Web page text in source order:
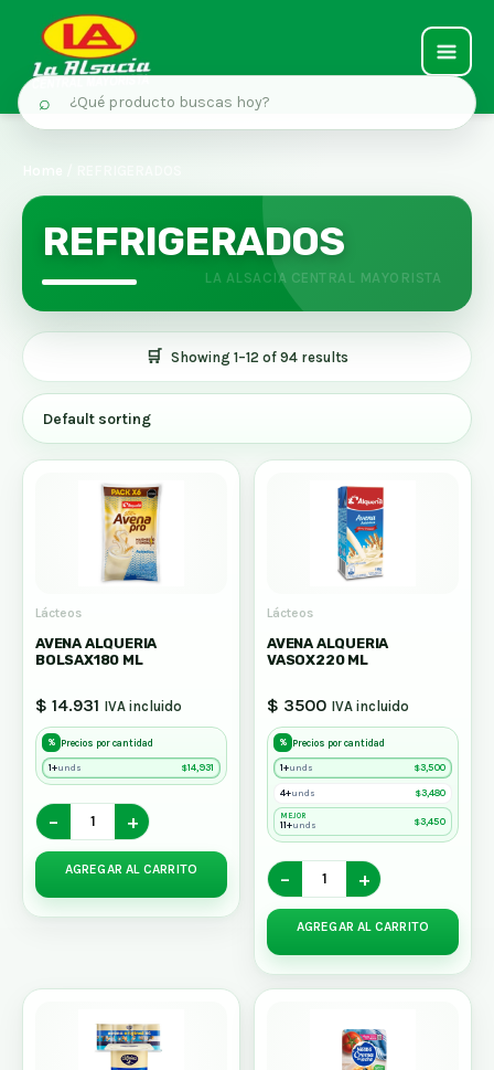
contenido
MAIN
REFRIGERADOS
Showing 1–12 of 94 results
Lácteos
AVENA ALQUERIA
BOLSAX180 ML
$ 14.931 IVA incluido
% Precios por cantidad
1+unds $14,931
− +
AGREGAR AL CARRITO
Lácteos
AVENA ALQUERIA
VASOX220 ML
$ 3500 IVA incluido
% Precios por cantidad
1+unds $3,500
4+unds $3,480
MEJOR
11+unds $3,450
− +
AGREGAR AL CARRITO
⌕